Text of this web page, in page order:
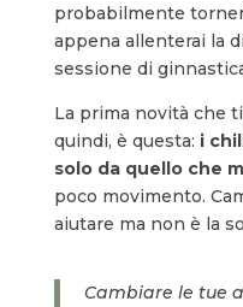
probabilmente
appena allenterai la
sessione di
La prima novità che
quindi, è questa: i
solo da quello che
poco movimento.
aiutare ma non è la
Cambiare le tue